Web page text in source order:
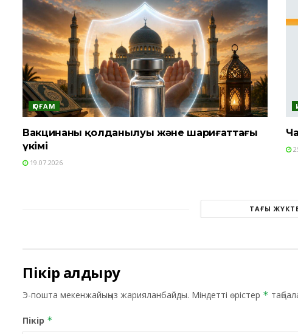
ҚОҒАМ
Вакцинаның қолданылуы және шариғаттағы
үкімі
19.07.2026
ТАҒЫ
Пікір қалдыру
Э-пошта мекенжайыңыз жарияланбайды. Міндетті өрістер *
Пікір *